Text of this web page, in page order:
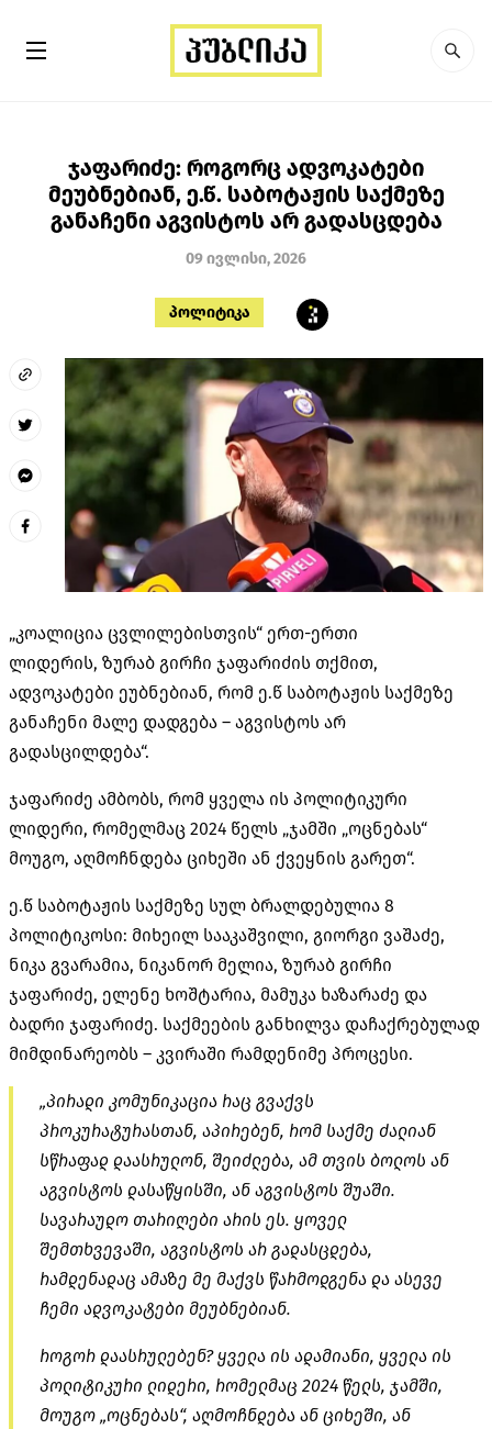
ჯაფარიძე: როგორც ადვოკატები
მეუბნებიან, ე.წ. საბოტაჟის საქმეზე
განაჩენი აგვისტოს არ გადასცდება
09 ივლისი, 2026
პოლიტიკა
„კოალიცია ცვლილებისთვის“ ერთ-ერთი
ლიდერის, ზურაბ გირჩი ჯაფარიძის თქმით,
ადვოკატები ეუბნებიან, რომ ე.წ საბოტაჟის საქმეზე
განაჩენი მალე დადგება – აგვისტოს არ
გადასცილდება“.
ჯაფარიძე ამბობს, რომ ყველა ის პოლიტიკური
ლიდერი, რომელმაც 2024 წელს „ჯამში „ოცნებას“
მოუგო, აღმოჩნდება ციხეში ან ქვეყნის გარეთ“.
ე.წ საბოტაჟის საქმეზე სულ ბრალდებულია 8
პოლიტიკოსი: მიხეილ სააკაშვილი, გიორგი ვაშაძე,
ნიკა გვარამია, ნიკანორ მელია, ზურაბ გირჩი
ჯაფარიძე, ელენე ხოშტარია, მამუკა ხაზარაძე და
ბადრი ჯაფარიძე. საქმეების განხილვა დაჩაქრებულად
მიმდინარეობს – კვირაში რამდენიმე პროცესი.
„პირადი კომუნიკაცია რაც გვაქვს
პროკურატურასთან, აპირებენ, რომ საქმე ძალიან
სწრაფად დაასრულონ, შეიძლება, ამ თვის ბოლოს ან
აგვისტოს დასაწყისში, ან აგვისტოს შუაში.
სავარაუდო თარიღები არის ეს. ყოველ
შემთხვევაში, აგვისტოს არ გადასცდება,
რამდენადაც ამაზე მე მაქვს წარმოდგენა და ასევე
ჩემი ადვოკატები მეუბნებიან.
როგორ დაასრულებენ? ყველა ის ადამიანი, ყველა ის
პოლიტიკური ლიდერი, რომელმაც 2024 წელს, ჯამში,
მოუგო „ოცნებას“, აღმოჩნდება ან ციხეში, ან